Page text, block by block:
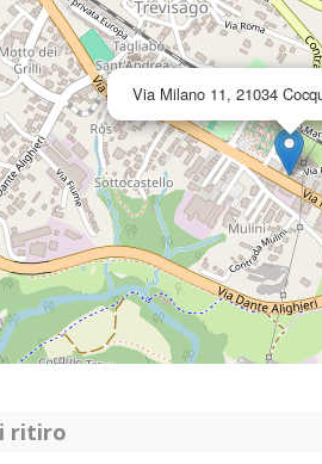
Via Milano 11, 21034
ritiro